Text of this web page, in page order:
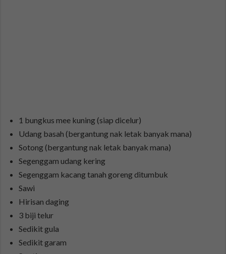
1 bungkus mee kuning (siap dicelur)
Udang basah (bergantung nak letak banyak mana)
Sotong (bergantung nak letak banyak mana)
Segenggam udang kering
Segenggam kacang tanah goreng ditumbuk
Sawi
Hirisan daging
3 biji telur
Sedikit gula
Sedikit garam